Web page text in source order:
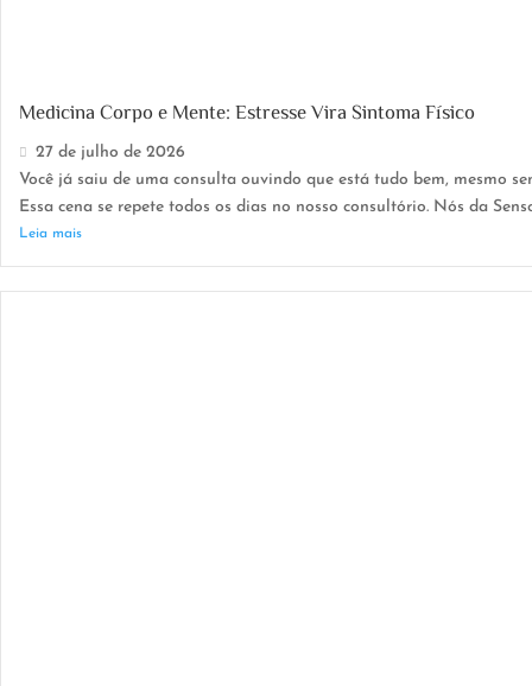
Medicina Corpo e Mente: Estresse Vira Sintoma Físico
27 de julho de 2026
Você já saiu de uma consulta ouvindo que está tudo bem, mesmo
Essa cena se repete todos os dias no nosso consultório. Nós da
Leia mais